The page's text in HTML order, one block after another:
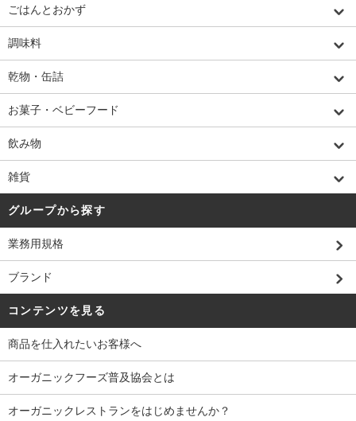
ごはんとおかず
調味料
乾物・缶詰
お菓子・ベビーフード
飲み物
雑貨
グループから探す
業務用規格
ブランド
コンテンツを見る
商品を仕入れたいお客様へ
オーガニックフーズ普及協会とは
オーガニックレストランをはじめませんか？